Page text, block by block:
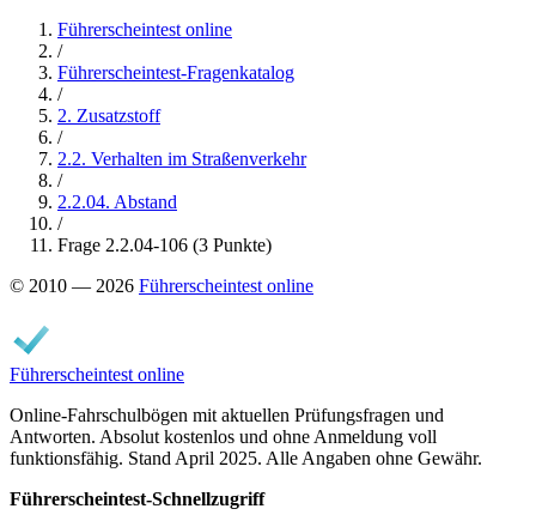
Führerscheintest online
/
Führerscheintest-Fragenkatalog
/
2. Zusatzstoff
/
2.2. Verhalten im Straßenverkehr
/
2.2.04. Abstand
/
Frage 2.2.04-106 (3 Punkte)
© 2010 — 2026 Führerscheintest online
Führerscheintest online
Online-Fahrschulbögen mit aktuellen Prüfungsfragen und
Antworten. Absolut kostenlos und ohne Anmeldung voll
funktionsfähig. Stand April 2025. Alle Angaben ohne Gewähr.
Führerscheintest-Schnellzugriff